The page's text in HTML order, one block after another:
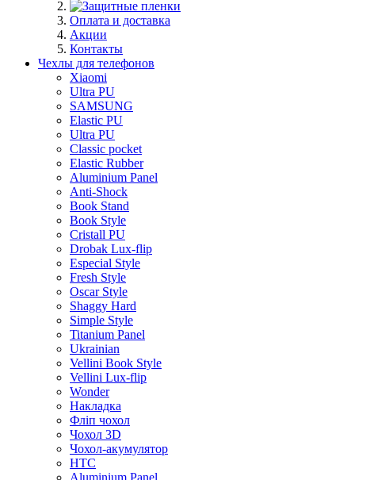
Оплата и доставка
Акции
Контакты
Чехлы для телефонов
Xiaomi
Ultra PU
SAMSUNG
Elastic PU
Ultra PU
Classic pocket
Elastic Rubber
Aluminium Panel
Anti-Shock
Book Stand
Book Style
Cristall PU
Drobak Lux-flip
Especial Style
Fresh Style
Oscar Style
Shaggy Hard
Simple Style
Titanium Panel
Ukrainian
Vellini Book Style
Vellini Lux-flip
Wonder
Накладка
Фліп чохол
Чохол 3D
Чохол-акумулятор
HTC